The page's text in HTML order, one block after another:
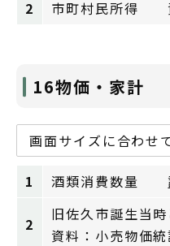
2
市町村民所得
16物価・家計
画面サイズに合わせ
1 酒類消費数量
2
旧佐久市誕生当
資料：小売物価